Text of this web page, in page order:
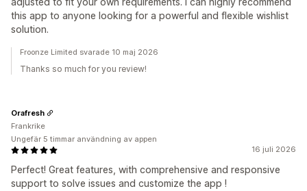
this app to anyone looking for a powerful and flexible wishlist
solution.
Froonze Limited svarade 10 maj 2026
Thanks so much for you review!
16 juli 2026
Perfect! Great features, with comprehensive and responsive
support to solve issues and customize the app !
Orafresh
Frankrike
Ungefär 5 timmar användning av appen